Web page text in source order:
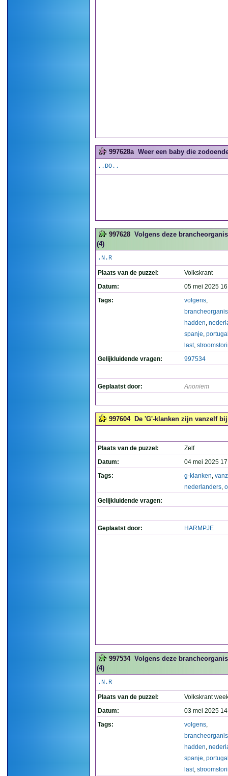
997628a Weer een baby die
..DO..
997628 Volgens deze
(4)
.N.R
Plaats van de puzzel:
Volkskrant
Datum:
05 mei 2025
Tags:
volgens,
hadden,
spanje,
last,
Gelijkluidende vragen:
997534
Geplaatst door: Anoniem
997604 De 'G'-klanken zijn vanzelf
Plaats van de puzzel:
Zelf
Datum:
04 mei 2025
Tags:
g-klanken,
nederlanders,
Gelijkluidende vragen:
Geplaatst door: HARMPJE
997534 Volgens deze
(4)
.N.R
Plaats van de puzzel:
Volkskrant
Datum:
03 mei 2025
Tags:
volgens,
hadden,
spanje,
last,